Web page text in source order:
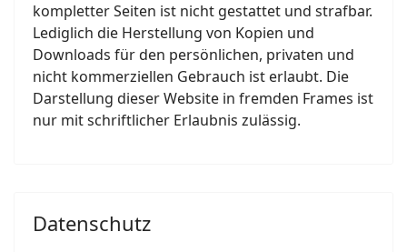
kompletter Seiten ist nicht gestattet und strafbar.
Lediglich die Herstellung von Kopien und
Downloads für den persönlichen, privaten und
nicht kommerziellen Gebrauch ist erlaubt. Die
Darstellung dieser Website in fremden Frames ist
nur mit schriftlicher Erlaubnis zulässig.
Datenschutz